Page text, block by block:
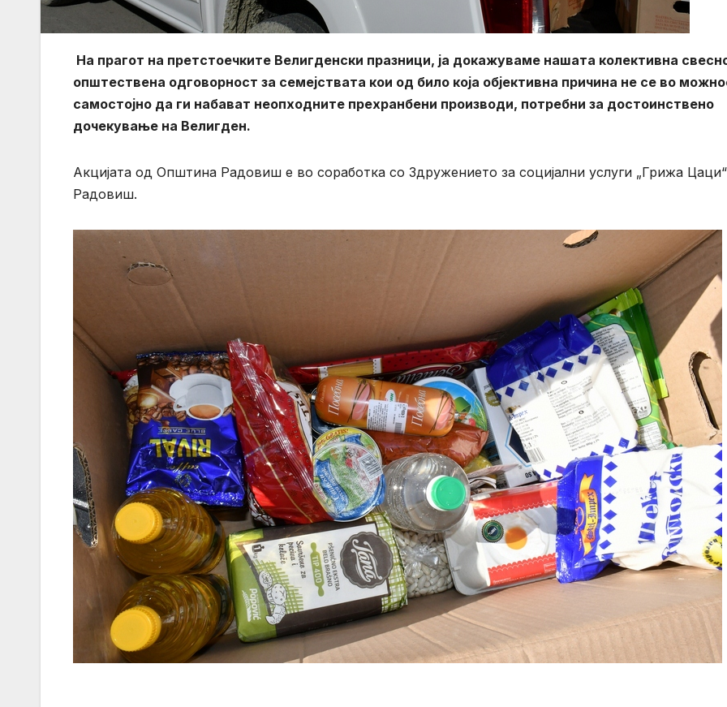
На прагот на претстоечките Велигденски празници, ја докажуваме нашата колективна
општествена одговорност за семејствата кои од било која објективна причина не се во
самостојно да ги набават неопходните прехранбени производи, потребни за достоинствено
дочекување на Велигден.
Акцијата од Општина Радовиш е во соработка со Здружението за социјални услуги „Грижа
Радовиш.